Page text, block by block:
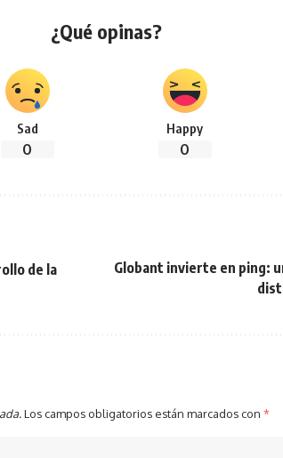
¿Qué opinas?
Sad
0
Happy
0
de la
Globant invierte en ping:
Los campos obligatorios están marcados con *